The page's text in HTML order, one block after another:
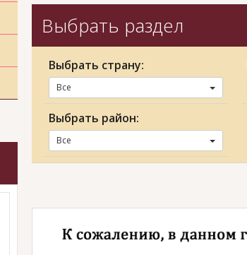
Выбрать раздел
Выбрать страну:
Все
Выбрать район:
Все